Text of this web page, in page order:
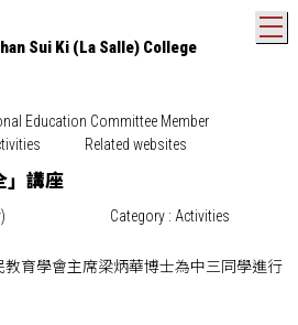
Sui Ki (La Salle) College
Education Committee Member
Related websites
」講座
Category : Activities
教育學會主席梁炳華博士為中三同學進行